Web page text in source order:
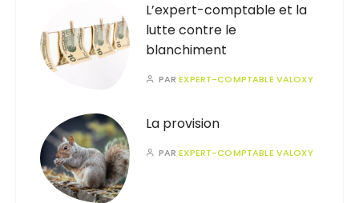
L’expert-comptable et la
lutte contre le
blanchiment
PAREXPERT-COMPTABLE VALOXY
La provision
PAREXPERT-COMPTABLE VALOXY